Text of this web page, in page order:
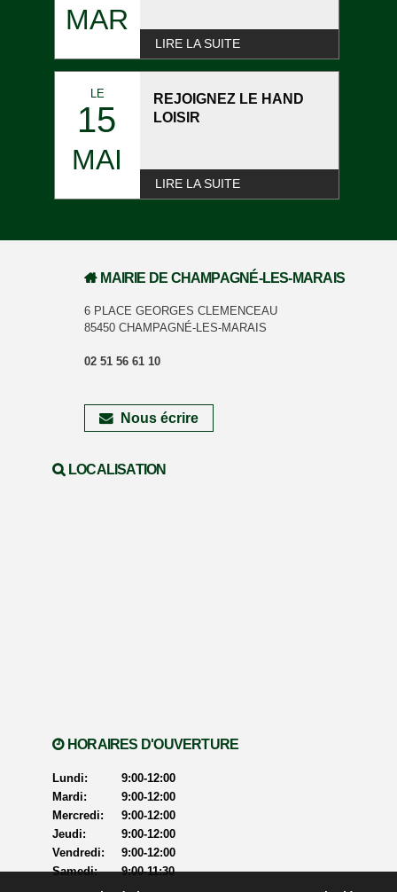
MAR
LIRE LA SUITE
LE
15
MAI
REJOIGNEZ LE HAND
LOISIR
LIRE LA SUITE
MAIRIE DE CHAMPAGNÉ-LES-MARAIS
6 PLACE GEORGES CLEMENCEAU
85450 CHAMPAGNÉ-LES-MARAIS
02 51 56 61 10
Nous écrire
LOCALISATION
HORAIRES D'OUVERTURE
Lundi:
9:00-12:00
Mardi:
9:00-12:00
Mercredi:
9:00-12:00
Jeudi:
9:00-12:00
Vendredi:
9:00-12:00
Samedi:
9:00-11:30